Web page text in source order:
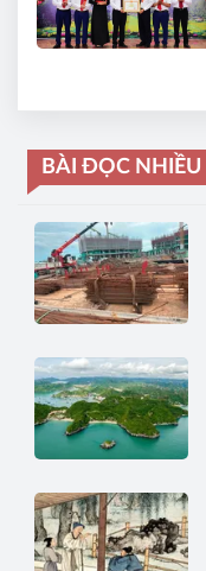
BÀI ĐỌC NHIỀU